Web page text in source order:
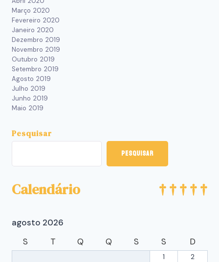
Março 2020
Fevereiro 2020
Janeiro 2020
Dezembro 2019
Novembro 2019
Outubro 2019
Setembro 2019
Agosto 2019
Julho 2019
Junho 2019
Maio 2019
Pesquisar
Pesquisar
Calendário
agosto 2026
S
T Q Q S S D
1
2